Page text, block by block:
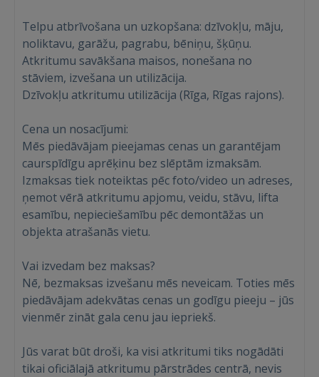
Ienākt
Aizmirsāt paroli?
FACEBOOK
 Sign in with Apple
Telpu atbrīvošana un uzkopšana: dzīvokļu, māju,
noliktavu, garāžu, pagrabu, bēniņu, šķūņu.
Atkritumu savākšana maisos, nonešana no
stāviem, izvešana un utilizācija.
Dzīvokļu atkritumu utilizācija (Rīga, Rīgas rajons).
Cena un nosacījumi:
Mēs piedāvājam pieejamas cenas un garantējam
caurspīdīgu aprēķinu bez slēptām izmaksām.
Izmaksas tiek noteiktas pēc foto/video un adreses,
ņemot vērā atkritumu apjomu, veidu, stāvu, lifta
esamību, nepieciešamību pēc demontāžas un
objekta atrašanās vietu.
Vai izvedam bez maksas?
Nē, bezmaksas izvešanu mēs neveicam. Toties mēs
piedāvājam adekvātas cenas un godīgu pieeju – jūs
vienmēr zināt gala cenu jau iepriekš.
Jūs varat būt droši, ka visi atkritumi tiks nogādāti
tikai oficiālajā atkritumu pārstrādes centrā, nevis